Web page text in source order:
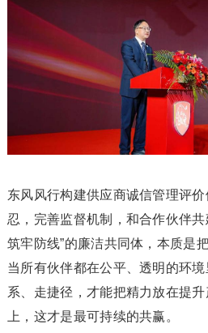
东风风行构建供应商诚信管理评
忍，完善监督机制，和合作伙伴共
筑牢防线”的廉洁共同体，本质是把
当所有伙伴都在公平、透明的环
系、走捷径，才能把精力放在提
上，这才是最可持续的共赢。